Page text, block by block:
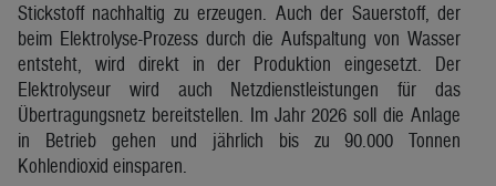
Stickstoff nachhaltig zu erzeugen. Auch der Sauerstoff, der
beim Elektrolyse-Prozess durch die Aufspaltung von Wasser
entsteht, wird direkt in der Produktion eingesetzt. Der
Elektrolyseur wird auch Netzdienstleistungen für das
Übertragungsnetz bereitstellen. Im Jahr 2026 soll die Anlage
in Betrieb gehen und jährlich bis zu 90.000 Tonnen
Kohlendioxid einsparen.